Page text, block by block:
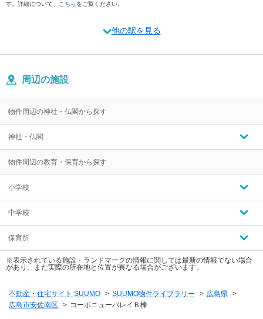
す。詳細について、
こちらをご覧ください。
他の駅を見る
周辺の施設
物件周辺の神社・仏閣から探す
神社・仏閣
物件周辺の教育・保育から探す
小学校
中学校
保育所
※表示されている施設・ランドマークの情報に関しては最新の情報でない場合
があり、また実際の所在地と位置が異なる場合がございます。
不動産・住宅サイト SUUMO > SUUMO物件ライブラリー > 広島県 >
広島市安佐南区
> コーポニューバレイＢ棟